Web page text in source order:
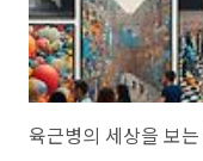
육근병의 세상을 보